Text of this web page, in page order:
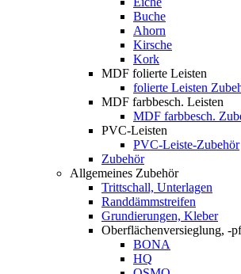
Buche
Ahorn
Kirsche
Kork
MDF folierte Leisten
folierte Leisten
MDF farbbesch. Leisten
MDF farbbesch.
PVC-Leisten
PVC-Leiste-Zubehör
Zubehör
Allgemeines Zubehör
Trittschall, Unterlagen
Randdämmstreifen
Grundierungen, Kleber
Oberflächenversieglung, -
BONA
HQ